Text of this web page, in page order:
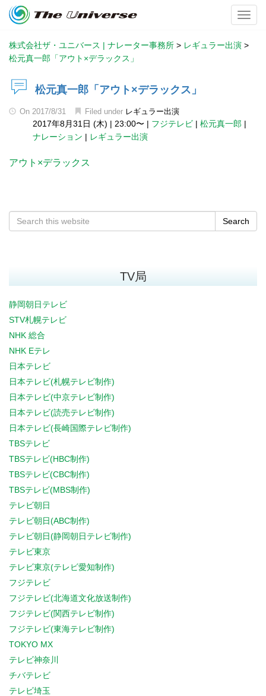
株式会社ザ・ユニバース | ナレーター事務所 > レギュラー出演 >
松元真一郎「アウト×デラックス」
松元真一郎「アウト×デラックス」
On 2017/8/31 Filed under レギュラー出演
2017年8月31日 (木) | 23:00〜 | フジテレビ | 松元真一郎 |
ナレーション | レギュラー出演
アウト×デラックス
Search
TV局
静岡朝日テレビ
STV札幌テレビ
NHK 総合
NHK Eテレ
日本テレビ
日本テレビ(札幌テレビ制作)
日本テレビ(中京テレビ制作)
日本テレビ(読売テレビ制作)
日本テレビ(長崎国際テレビ制作)
TBSテレビ
TBSテレビ(HBC制作)
TBSテレビ(CBC制作)
TBSテレビ(MBS制作)
テレビ朝日
テレビ朝日(ABC制作)
テレビ朝日(静岡朝日テレビ制作)
テレビ東京
テレビ東京(テレビ愛知制作)
フジテレビ
フジテレビ(北海道文化放送制作)
フジテレビ(関西テレビ制作)
フジテレビ(東海テレビ制作)
TOKYO MX
テレビ神奈川
チバテレビ
テレビ埼玉